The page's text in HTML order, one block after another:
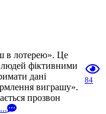
в лотерею». Це
фіктивними
дані
виграшу».
прозвон
...
84